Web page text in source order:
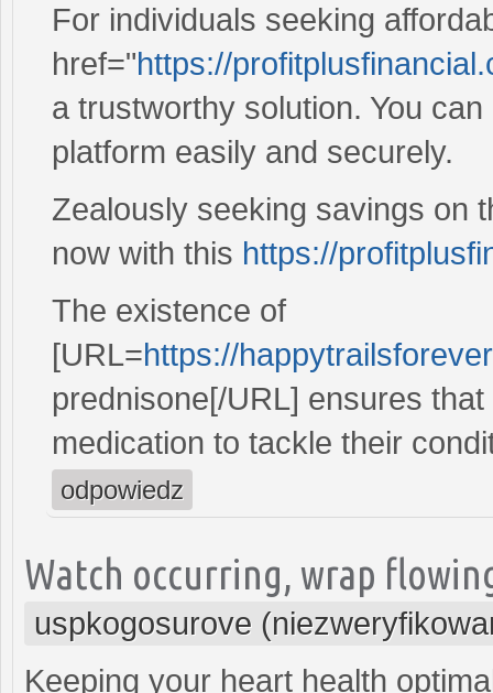
For individuals seeking
href="https://
a trustworthy solution. You
platform easily and securely.
Zealously seeking savings on
now with this https://
The existence of
[URL=https://
prednisone[/URL] ensures
medication to tackle their
odpowiedz
Watch occurring, wrap
uspkogosurove
Keeping your heart health